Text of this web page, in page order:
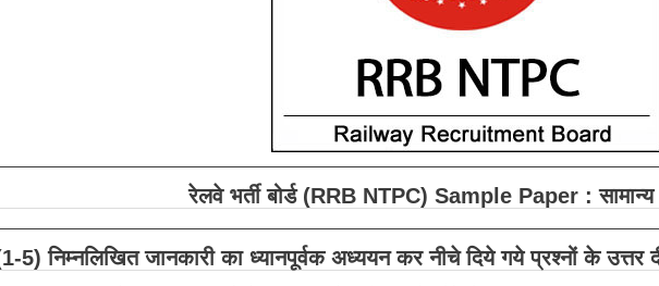
रेलवे भर्ती बोर्ड (RRB NTPC) Sample Paper :
5) निम्नलिखित जानकारी का ध्यानपूर्वक अध्ययन कर नीचे दिये गये प्रश्नों के उत्तर